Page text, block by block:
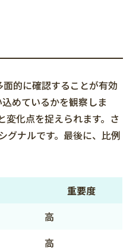
的に確認することが有効
めているかを観察しま
化点を捉えられます。さ
グナルです。最後に、比例
重要度
高
高